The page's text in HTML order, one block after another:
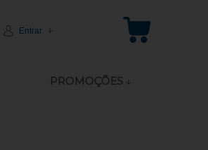
Entrar
PROMOÇÕES